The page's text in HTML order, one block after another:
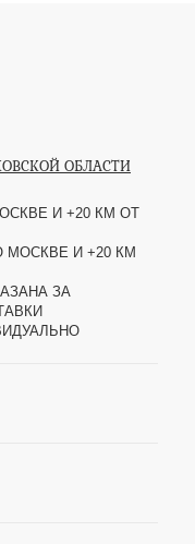
ОБЛАСТИ
И +20 КМ ОТ
И +20 КМ
ЗА